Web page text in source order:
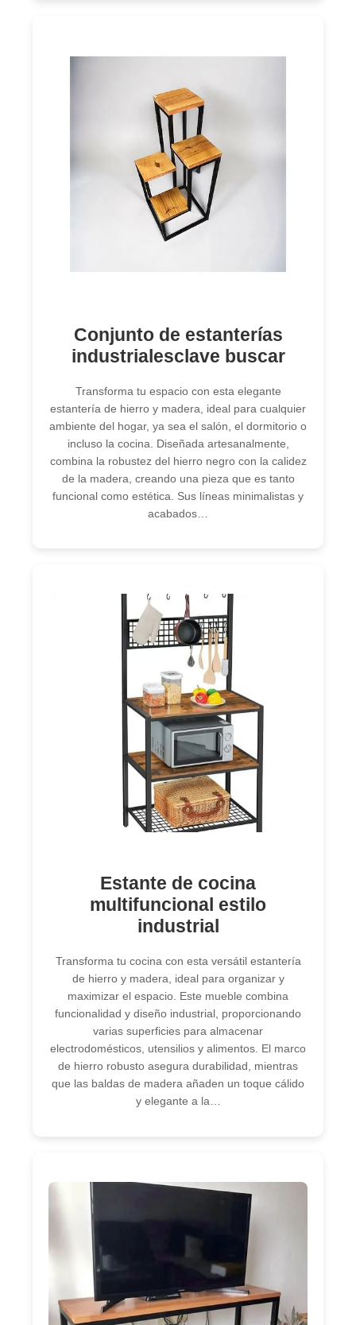
Conjunto de estanterías
industrialesclave buscar
Transforma tu espacio con esta elegante
estantería de hierro y madera, ideal para cualquier
ambiente del hogar, ya sea el salón, el dormitorio o
incluso la cocina. Diseñada artesanalmente,
combina la robustez del hierro negro con la calidez
de la madera, creando una pieza que es tanto
funcional como estética. Sus líneas minimalistas y
acabados…
Estante de cocina
multifuncional estilo
industrial
Transforma tu cocina con esta versátil estantería
de hierro y madera, ideal para organizar y
maximizar el espacio. Este mueble combina
funcionalidad y diseño industrial, proporcionando
varias superficies para almacenar
electrodomésticos, utensilios y alimentos. El marco
de hierro robusto asegura durabilidad, mientras
que las baldas de madera añaden un toque cálido
y elegante a la…